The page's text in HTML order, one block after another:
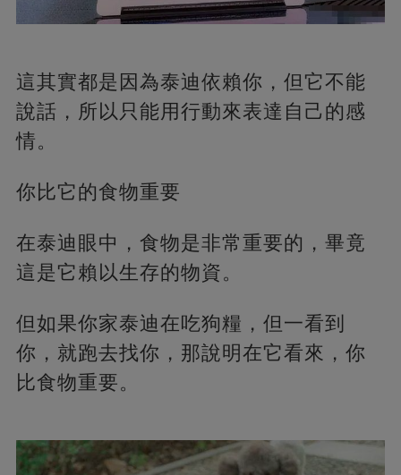
這其實都是因為泰迪依賴你，但它不能
說話，所以只能用行動來表達自己的感
情。
你比它的食物重要
在泰迪眼中，食物是非常重要的，畢竟
這是它賴以生存的物資。
但如果你家泰迪在吃狗糧，但一看到
你，就跑去找你，那說明在它看來，你
比食物重要。